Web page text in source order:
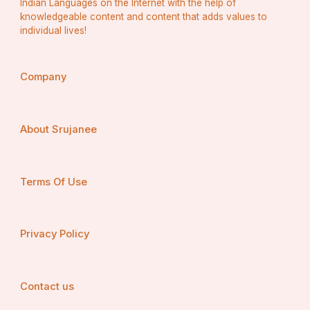
Indian Languages on the Internet with the help of
knowledgeable content and content that adds values to
individual lives!
Company
About Srujanee
Terms Of Use
Privacy Policy
Contact us